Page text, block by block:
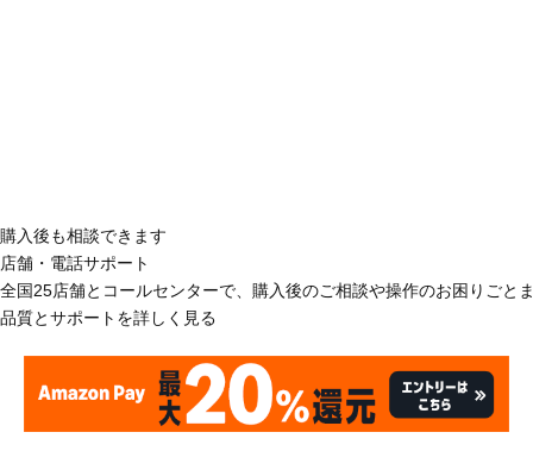
購入後も相談できます
店舗・電話サポート
全国25店舗とコールセンターで、購入後のご相談や操作のお困りごと
品質とサポートを詳しく見る